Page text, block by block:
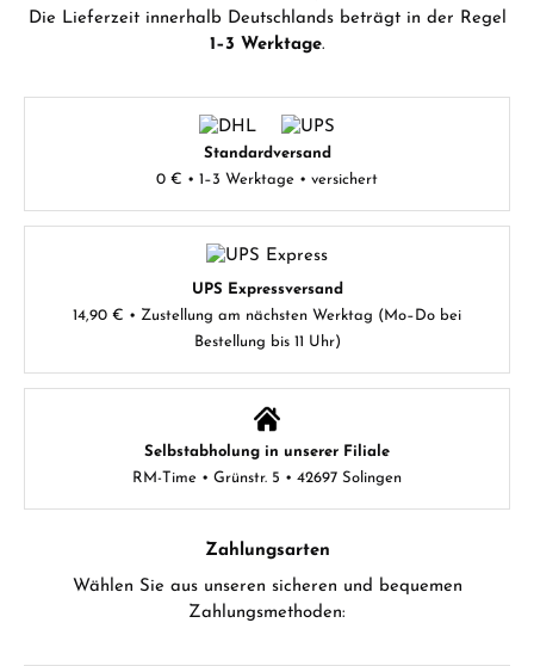
Die Lieferzeit innerhalb Deutschlands beträgt in der Regel
1–3 Werktage.
Standardversand
0 € • 1–3 Werktage • versichert
UPS Expressversand
14,90 € • Zustellung am nächsten Werktag (Mo–Do bei
Bestellung bis 11 Uhr)
Selbstabholung in unserer Filiale
RM-Time • Grünstr. 5 • 42697 Solingen
Zahlungsarten
Wählen Sie aus unseren sicheren und bequemen
Zahlungsmethoden: